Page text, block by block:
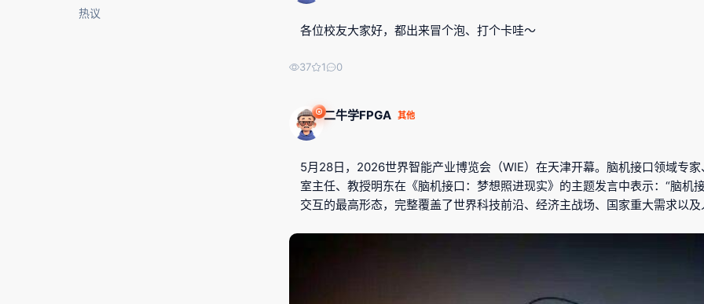
热议
各位校友大家好，都出来冒个泡、打个卡哇～
37 1 0
二牛学FPGA 其他
5月28日，2026世界智能产业博览会（WIE）在天津开幕。脑机接口领域专
室主任、教授明东在《脑机接口：梦想照进现实》的主题发言中表示：“脑机
交互的最高形态，完整覆盖了世界科技前沿、经济主战场、国家重大需求以